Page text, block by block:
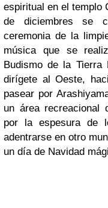
espiritual en el templo
de diciembres se
ceremonia de la
música que se
Budismo de la
dirígete al Oeste,
pasear por
un área recreacional
por la espesura de
adentrarse en otro
un día de Navidad